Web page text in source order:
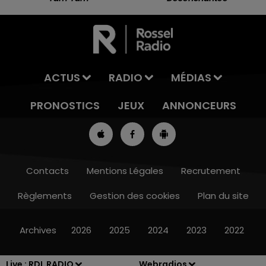
12h00 - 13h00
ACTUS RADIO
MÉDIAS
PRONOSTICS
JEUX ANNONCEURS
Contacts Mentions Légales
Recrutement
Règlements
Gestion des cookies Plan du site
Archives 2026 2025 2024 2023 2022